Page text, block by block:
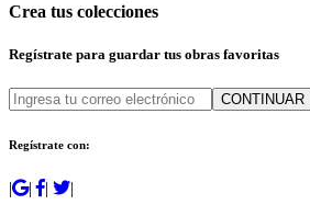
Crea tus colecciones
Regístrate para guardar tus obras favoritas
CONTINUAR
Regístrate con:
| | | |